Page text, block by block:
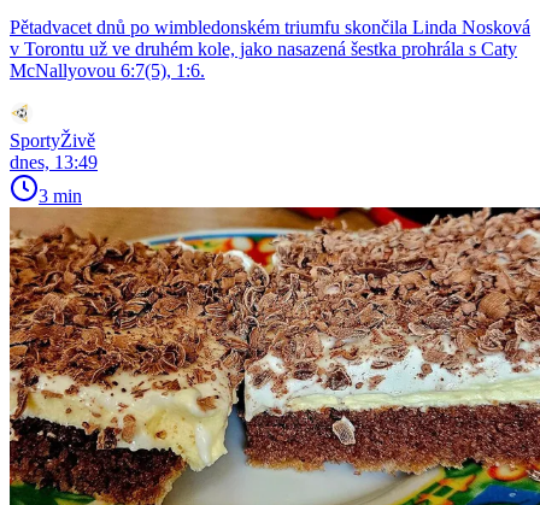
Pětadvacet dnů po wimbledonském triumfu skončila Linda Nosková
v Torontu už ve druhém kole, jako nasazená šestka prohrála s Caty
McNallyovou 6:7(5), 1:6.
SportyŽivě
dnes, 13:49
3 min